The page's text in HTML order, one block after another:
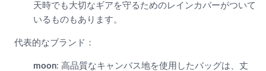
天時でも大切なギアを守るためのレインカバーがついて
いるものもあります。
代表的なブランド：
moon: 高品質なキャンバス地を使用したバッグは、丈